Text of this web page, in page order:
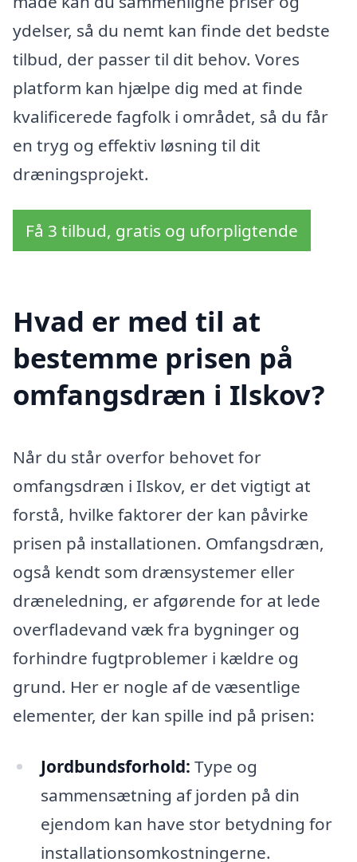
ydelser, så du nemt kan finde det bedste
tilbud, der passer til dit behov. Vores
platform kan hjælpe dig med at finde
kvalificerede fagfolk i området, så du får
en tryg og effektiv løsning til dit
dræningsprojekt.
Få 3 tilbud, gratis og uforpligtende
Hvad er med til at
bestemme prisen på
omfangsdræn i Ilskov?
Når du står overfor behovet for
omfangsdræn i Ilskov, er det vigtigt at
forstå, hvilke faktorer der kan påvirke
prisen på installationen. Omfangsdræn,
også kendt som drænsystemer eller
dræneledning, er afgørende for at lede
overfladevand væk fra bygninger og
forhindre fugtproblemer i kældre og
grund. Her er nogle af de væsentlige
elementer, der kan spille ind på prisen:
Jordbundsforhold: Type og
sammensætning af jorden på din
ejendom kan have stor betydning for
installationsomkostningerne.